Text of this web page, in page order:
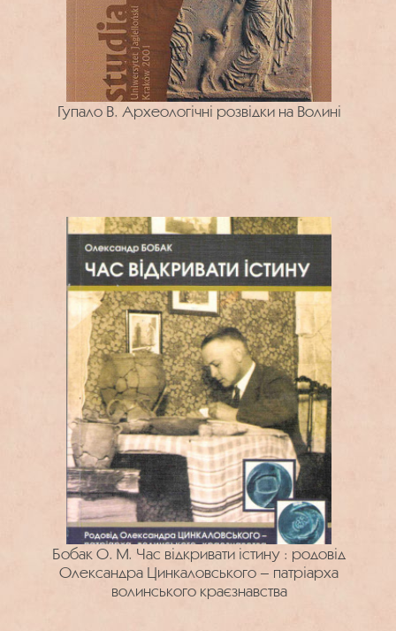
Гупало В. Археологічні розвідки на Волині
Бобак О. М. Час відкривати істину : родовід
Олександра Цинкаловського – патріарха
волинського краєзнавства